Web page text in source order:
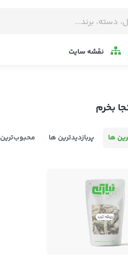
نقشه سایت
بخرم
ها پربازدیدترین ها محبوب‌‌ترین